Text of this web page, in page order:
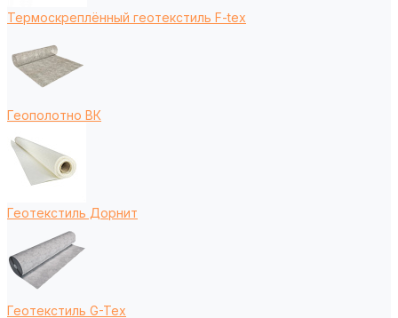
Термоскреплённый геотекстиль F-tex
Геополотно ВК
Геотекстиль Дорнит
Геотекстиль G-Tex